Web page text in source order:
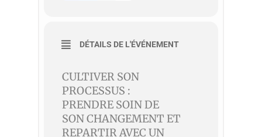
DÉTAILS DE L'ÉVÉNEMENT
CULTIVER SON
PROCESSUS :
PRENDRE SOIN DE
SON CHANGEMENT ET
REPARTIR AVEC UN